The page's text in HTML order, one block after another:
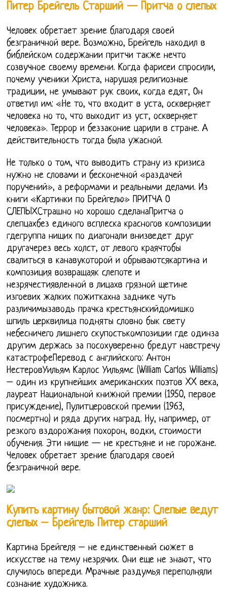
Питер Брейгель Старший — Притча о слепых
Человек обретает зрение благодаря своей
безграничной вере. Возможно, Брейгель находил в
библейском содержании притчи также нечто
созвучное своему времени. Когда фарисеи спросили,
почему ученики Христа, нарушая религиозные
традиции, не умывают рук своих, когда едят, Он
ответил им: «Не то, что входит в уста, оскверняет
человека но то, что выходит из уст, оскверняет
человека». Террор и беззаконие царили в стране. А
действительность тогда была ужасной.
Не только о том, что выводить страну из кризиса
нужно не словами и бесконечной «раздачей
поручений», а реформами и реальными делами. Из
книги «Картинки по Брейгелю» ПРИТЧА О
СЛЕПЫХСтрашно но хорошо сделанаПритча о
слепцахбез единого всплеска красногов композиции
гдегруппа нищих по диагонали внизведет друг
другачерез весь холст, от левого краячтобы
свалиться в канавукоторой и обрываютсякартина и
композиция возвращаяк слепоте и
незрячестиявленной в лицахв грязной щетине
изгоевих жалких пожиткахна заднике чуть
различимызаводь прачка крестьянскийдомишко
шпиль церквилица подняты словно бык свету
небесничего лишнего скупостькомпозиции где одинза
другим держась за посохуверенно бредут навстречу
катастрофеПеревод с английского: Антон
НестеровУильям Карлос Уильямс (William Carlos Williams)
– один из крупнейших американских поэтов XX века,
лауреат Национальной книжной премии (1950, первое
присуждение), Пулитцеровской премии (1963,
посмертно) и ряда других наград. Ну, например, от
резкого вздорожания похорон, водки, стоимости
обучения. Эти нищие — не крестьяне и не горожане.
Человек обретает зрение благодаря своей
безграничной вере.
Купить картину бытовой жанр: Слепые ведут
слепых – Брейгель Питер старший
Картина Брейгеля – не единственный сюжет в
искусстве на тему незрячих. Они еще не знают, что
случилось впереди. Мрачные раздумья переполняли
сознание художника.